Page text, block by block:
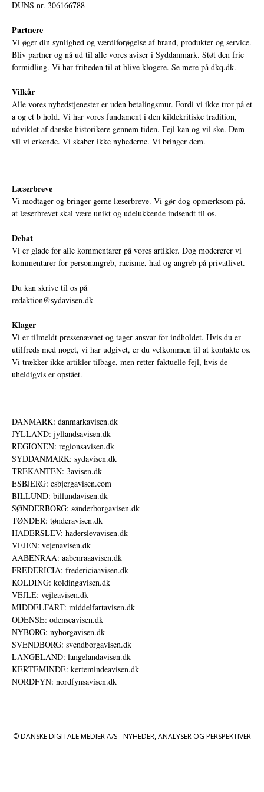
DUNS nr. 306166788
Partnere
Vi øger din synlighed og værdiforøgelse af brand, produkter og service.
Bliv partner og nå ud til alle vores aviser i Syddanmark. Støt den frie
formidling. Vi har friheden til at blive klogere. Se mere på dkq.dk.
Vilkår
Alle vores nyhedstjenester er uden betalingsmur. Fordi vi ikke tror på et
a og et b hold. Vi har vores fundament i den kildekritiske tradition,
udviklet af danske historikere gennem tiden. Fejl kan og vil ske. Dem
vil vi erkende. Vi skaber ikke nyhederne. Vi bringer dem.
Læserbreve
Vi modtager og bringer gerne læserbreve. Vi gør dog opmærksom på,
at læserbrevet skal være unikt og udelukkende indsendt til os.
Debat
Vi er glade for alle kommentarer på vores artikler. Dog modererer vi
kommentarer for personangreb, racisme, had og angreb på privatlivet.
Du kan skrive til os på
redaktion@sydavisen.dk
Klager
Vi er tilmeldt pressenævnet og tager ansvar for indholdet. Hvis du er
utilfreds med noget, vi har udgivet, er du velkommen til at kontakte os.
Vi trækker ikke artikler tilbage, men retter faktuelle fejl, hvis de
uheldigvis er opstået.
DANMARK: danmarkavisen.dk
JYLLAND: jyllandsavisen.dk
REGIONEN: regionsavisen.dk
SYDDANMARK: sydavisen.dk
TREKANTEN: 3avisen.dk
ESBJERG: esbjergavisen.com
BILLUND: billundavisen.dk
SØNDERBORG: sønderborgavisen.dk
TØNDER: tønderavisen.dk
HADERSLEV: haderslevavisen.dk
VEJEN: vejenavisen.dk
AABENRAA: aabenraaavisen.dk
FREDERICIA: fredericiaavisen.dk
KOLDING: koldingavisen.dk
VEJLE: vejleavisen.dk
MIDDELFART: middelfartavisen.dk
ODENSE: odenseavisen.dk
NYBORG: nyborgavisen.dk
SVENDBORG: svendborgavisen.dk
LANGELAND: langelandavisen.dk
KERTEMINDE: kertemindeavisen.dk
NORDFYN: nordfynsavisen.dk
© DANSKE DIGITALE MEDIER A/S - NYHEDER, ANALYSER OG PERSPEKTIVER